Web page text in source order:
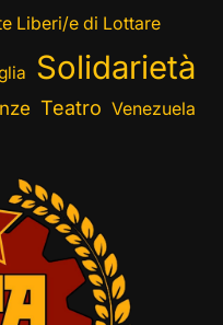
Liberi/e di Lottare
Solidarietà
Teatro Venezuela